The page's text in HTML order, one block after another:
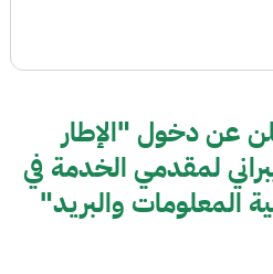
عن دخول "الإطار
لمقدمي الخدمة في
المعلومات والبريد"